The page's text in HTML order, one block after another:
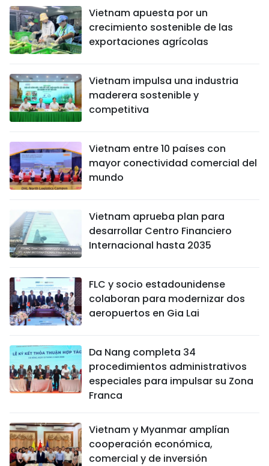
Vietnam apuesta por un
crecimiento sostenible de las
exportaciones agrícolas
Vietnam impulsa una industria
maderera sostenible y
competitiva
Vietnam entre 10 países con
mayor conectividad comercial del
mundo
Vietnam aprueba plan para
desarrollar Centro Financiero
Internacional hasta 2035
FLC y socio estadounidense
colaboran para modernizar dos
aeropuertos en Gia Lai
Da Nang completa 34
procedimientos administrativos
especiales para impulsar su Zona
Franca
Vietnam y Myanmar amplían
cooperación económica,
comercial y de inversión